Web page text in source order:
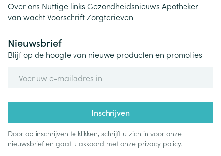
Over ons Nuttige links Gezondheidsnieuws Apotheker
van wachtVoorschriftZorgtarieven
Nieuwsbrief
Blijf op de hoogte van nieuwe producten en promoties
Inschrijven
Door op inschrijven te klikken, schrijft u zich in voor onze
nieuwsbrief en gaat u akkoord met onze privacy policy.